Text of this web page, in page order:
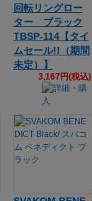
回転リングロー
ター ブラック
TBSP-114【タイ
ムセール!!（期間
未定）】
3,167円(税込)